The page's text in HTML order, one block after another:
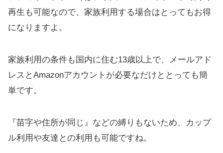
再生も可能なので、家族利用する場合はとってもお得
になりますよ。
家族利用の条件も国内に住む13歳以上で、メールアド
レスとAmazonアカウントが必要なだけととっても簡
単です。
『苗字や住所が同じ』などの縛りもないため、カップ
ル利用や友達との利用も可能ですね。